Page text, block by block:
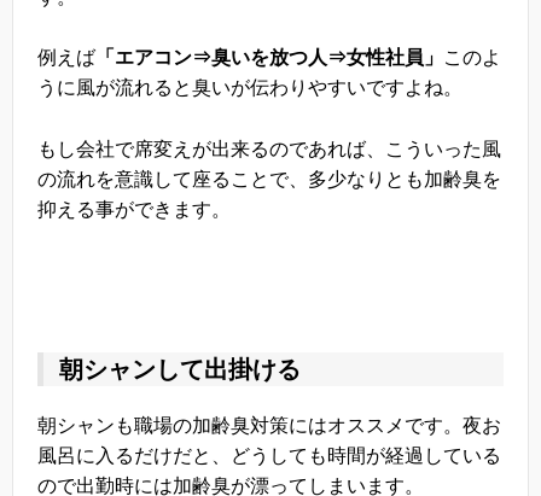
例えば 「エアコン⇒臭いを放つ人⇒女性社員」 このよ
うに風が流れると臭いが伝わりやすいですよね。
もし会社で席変えが出来るのであれば、こういった風
の流れを意識して座ることで、多少なりとも加齢臭を
抑える事ができます。
朝シャンして出掛ける
朝シャンも職場の加齢臭対策にはオススメです。夜お
風呂に入るだけだと、どうしても時間が経過している
ので出勤時には加齢臭が漂ってしまいます。